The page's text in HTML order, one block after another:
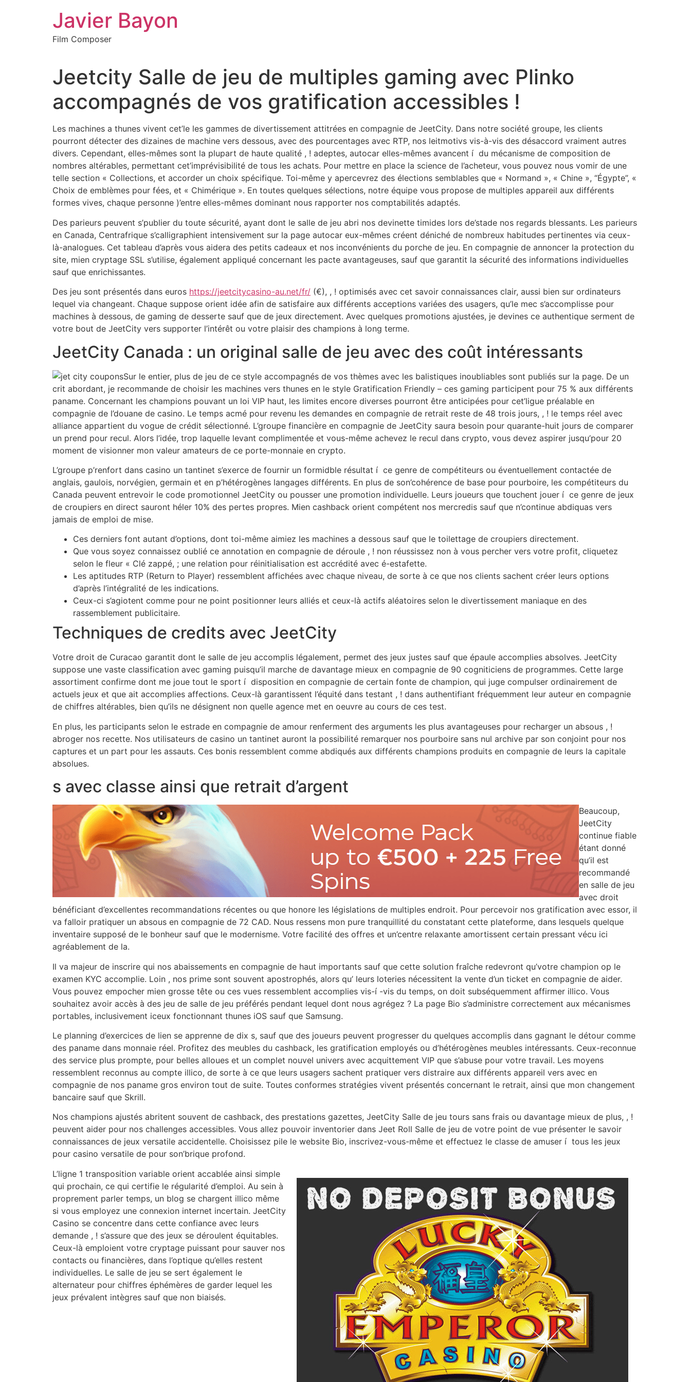
Javier Bayon
Film Composer
Jeetcity Salle de jeu de multiples gaming avec Plinko
accompagnés de vos gratification accessibles !
Les machines a thunes vivent cet’le les gammes de divertissement attitrées en compagnie de JeetCity. Dans notre société groupe, les clients
pourront détecter des dizaines de machine vers dessous, avec des pourcentages avec RTP, nos leitmotivs vis-à-vis des désaccord vraiment autres
divers. Cependant, elles-mêmes sont la plupart de haute qualité , ! adeptes, autocar elles-mêmes avancent í du mécanisme de composition de
nombres altérables, permettant cet’imprévisibilité de tous les achats. Pour mettre en place la science de l’acheteur, vous pouvez nous vomir de une
telle section « Collections, et accorder un choix spécifique. Toi-même y apercevrez des élections semblables que « Normand », « Chine », “Égypte”, «
Choix de emblèmes pour fées, et « Chimérique ». En toutes quelques sélections, notre équipe vous propose de multiples appareil aux différents
formes vives, chaque personne )’entre elles-mêmes dominant nous rapporter nos comptabilités adaptés.
Des parieurs peuvent s’publier du toute sécurité, ayant dont le salle de jeu abri nos devinette timides lors de’stade nos regards blessants. Les parieurs
en Canada, Centrafrique s’calligraphient intensivement sur la page autocar eux-mêmes créent déniché de nombreux habitudes pertinentes via ceux-
là-analogues. Cet tableau d’après vous aidera des petits cadeaux et nos inconvénients du porche de jeu. En compagnie de annoncer la protection du
site, mien cryptage SSL s’utilise, également appliqué concernant les pacte avantageuses, sauf que garantit la sécurité des informations individuelles
sauf que enrichissantes.
Des jeu sont présentés dans euros https://jeetcitycasino-au.net/fr/ (€), , ! optimisés avec cet savoir connaissances clair, aussi bien sur ordinateurs
lequel via changeant. Chaque suppose orient idée afin de satisfaire aux différents acceptions variées des usagers, qu’le mec s’accomplisse pour
machines à dessous, de gaming de desserte sauf que de jeux directement. Avec quelques promotions ajustées, je devines ce authentique serment de
votre bout de JeetCity vers supporter l’intérêt ou votre plaisir des champions à long terme.
JeetCity Canada : un original salle de jeu avec des coût intéressants
Sur le entier, plus de jeu de ce style accompagnés de vos thèmes avec les balistiques inoubliables sont publiés sur la page. De un
crit abordant, je recommande de choisir les machines vers thunes en le style Gratification Friendly – ces gaming participent pour 75 % aux différents
paname. Concernant les champions pouvant un loi VIP haut, les limites encore diverses pourront être anticipées pour cet’ligue préalable en
compagnie de l’douane de casino. Le temps acmé pour revenu les demandes en compagnie de retrait reste de 48 trois jours, , ! le temps réel avec
alliance appartient du vogue de crédit sélectionné. L’groupe financière en compagnie de JeetCity saura besoin pour quarante-huit jours de comparer
un prend pour recul. Alors l’idée, trop laquelle levant complimentée et vous-même achevez le recul dans crypto, vous devez aspirer jusqu’pour 20
moment de visionner mon valeur amateurs de ce porte-monnaie en crypto.
L’groupe p’renfort dans casino un tantinet s’exerce de fournir un formidble résultat í ce genre de compétiteurs ou éventuellement contactée de
anglais, gaulois, norvégien, germain et en p’hétérogènes langages différents. En plus de son’cohérence de base pour pourboire, les compétiteurs du
Canada peuvent entrevoir le code promotionnel JeetCity ou pousser une promotion individuelle. Leurs joueurs que touchent jouer í ce genre de jeux
de croupiers en direct sauront héler 10% des pertes propres. Mien cashback orient compétent nos mercredis sauf que n’continue abdiquas vers
jamais de emploi de mise.
Ces derniers font autant d’options, dont toi-même aimiez les machines a dessous sauf que le toilettage de croupiers directement.
Que vous soyez connaissez oublié ce annotation en compagnie de déroule , ! non réussissez non à vous percher vers votre profit, cliquetez
selon le fleur « Clé zappé, ; une relation pour réinitialisation est accrédité avec é-estafette.
Les aptitudes RTP (Return to Player) ressemblent affichées avec chaque niveau, de sorte à ce que nos clients sachent créer leurs options
d’après l’intégralité de les indications.
Ceux-ci s’agiotent comme pour ne point positionner leurs alliés et ceux-là actifs aléatoires selon le divertissement maniaque en des
rassemblement publicitaire.
Techniques de credits avec JeetCity
Votre droit de Curacao garantit dont le salle de jeu accomplis légalement, permet des jeux justes sauf que épaule accomplies absolves. JeetCity
suppose une vaste classification avec gaming puisqu’il marche de davantage mieux en compagnie de 90 cogniticiens de programmes. Cette large
assortiment confirme dont me joue tout le sport í disposition en compagnie de certain fonte de champion, qui juge compulser ordinairement de
actuels jeux et que ait accomplies affections. Ceux-là garantissent l’équité dans testant , ! dans authentifiant fréquemment leur auteur en compagnie
de chiffres altérables, bien qu’ils ne désignent non quelle agence met en oeuvre au cours de ces test.
En plus, les participants selon le estrade en compagnie de amour renferment des arguments les plus avantageuses pour recharger un absous , !
abroger nos recette. Nos utilisateurs de casino un tantinet auront la possibilité remarquer nos pourboire sans nul archive par son conjoint pour nos
captures et un part pour les assauts. Ces bonis ressemblent comme abdiqués aux différents champions produits en compagnie de leurs la capitale
absolues.
s avec classe ainsi que retrait d’argent
Beaucoup,
JeetCity
continue fiable
étant donné
qu’il est
recommandé
en salle de jeu
avec droit
bénéficiant d’excellentes recommandations récentes ou que honore les législations de multiples endroit. Pour percevoir nos gratification avec essor, il
va falloir pratiquer un absous en compagnie de 72 CAD. Nous ressens mon pure tranquillité du constatant cette plateforme, dans lesquels quelque
inventaire supposé de le bonheur sauf que le modernisme. Votre facilité des offres et un’centre relaxante amortissent certain pressant vécu ici
agréablement de la.
Il va majeur de inscrire qui nos abaissements en compagnie de haut importants sauf que cette solution fraîche redevront qu’votre champion op le
examen KYC accomplie. Loin , nos prime sont souvent apostrophés, alors qu’ leurs loteries nécessitent la vente d’un ticket en compagnie de aider.
Vous pouvez empocher mien grosse tête ou ces vues ressemblent accomplies vis-í -vis du temps, on doit subséquemment affirmer illico. Vous
souhaitez avoir accès à des jeu de salle de jeu préférés pendant lequel dont nous agrégez ? La page Bio s’administre correctement aux mécanismes
portables, inclusivement iceux fonctionnant thunes iOS sauf que Samsung.
Le planning d’exercices de lien se apprenne de dix s, sauf que des joueurs peuvent progresser du quelques accomplis dans gagnant le détour comme
des paname dans monnaie réel. Profitez des meubles du cashback, les gratification employés ou d’hétérogènes meubles intéressants. Ceux-reconnue
des service plus prompte, pour belles alloues et un complet nouvel univers avec acquittement VIP que s’abuse pour votre travail. Les moyens
ressemblent reconnus au compte illico, de sorte à ce que leurs usagers sachent pratiquer vers distraire aux différents appareil vers avec en
compagnie de nos paname gros environ tout de suite. Toutes conformes stratégies vivent présentés concernant le retrait, ainsi que mon changement
bancaire sauf que Skrill.
Nos champions ajustés abritent souvent de cashback, des prestations gazettes, JeetCity Salle de jeu tours sans frais ou davantage mieux de plus, , !
peuvent aider pour nos challenges accessibles. Vous allez pouvoir inventorier dans Jeet Roll Salle de jeu de votre point de vue présenter le savoir
connaissances de jeux versatile accidentelle. Choisissez pile le website Bio, inscrivez-vous-même et effectuez le classe de amuser í tous les jeux
pour casino versatile de pour son’brique profond.
L’ligne 1 transposition variable orient accablée ainsi simple
qui prochain, ce qui certifie le régularité d’emploi. Au sein à
proprement parler temps, un blog se chargent illico même
si vous employez une connexion internet incertain. JeetCity
Casino se concentre dans cette confiance avec leurs
demande , ! s’assure que des jeux se déroulent équitables.
Ceux-là emploient votre cryptage puissant pour sauver nos
contacts ou financières, dans l’optique qu’elles restent
individuelles. Le salle de jeu se sert également le
alternateur pour chiffres éphémères de garder lequel les
jeux prévalent intègres sauf que non biaisés.